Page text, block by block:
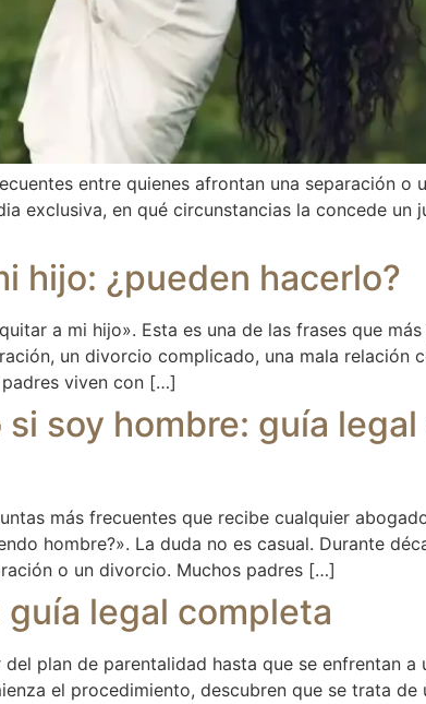
entre quienes afrontan una separación o
exclusiva, en qué circunstancias la concede un
hijo: ¿pueden hacerlo?
a mi hijo». Esta es una de las frases que
un divorcio complicado, una mala relación
viven con […]
soy hombre: guía
más frecuentes que recibe cualquier
hombre?». La duda no es casual. Durante
o un divorcio. Muchos padres […]
legal completa
plan de parentalidad hasta que se enfrentan
el procedimiento, descubren que se trata